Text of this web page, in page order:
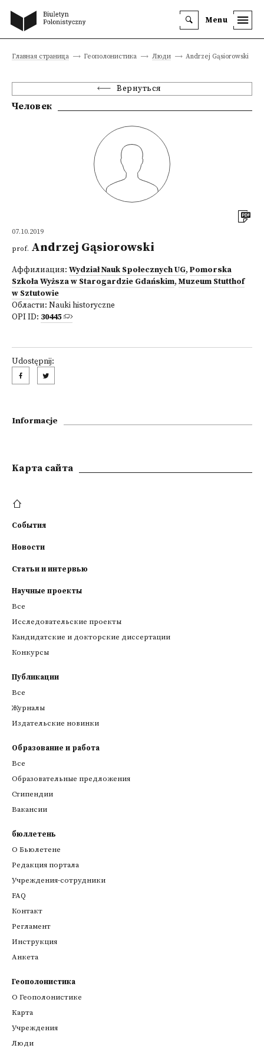
Menu
Главная страница Геополонистика Люди Andrzej Gąsiorowski
Вернуться
Человек
07.10.2019
prof. Andrzej Gąsiorowski
Аффилиация: Wydział Nauk Społecznych UG, Pomorska
Szkoła Wyższa w Starogardzie Gdańskim,Muzeum Stutthof
w Sztutowie
Области: Nauki historyczne
OPI ID: 30445
Udostępnij:
Informacje
Kарта сайта
События
Новости
Статьи и интервью
Научные проекты
Все
Исследовательские проекты
Кандидатские и докторские диссертации
Конкурсы
Публикации
Все
Журналы
Издательские новинки
Образование и работа
Все
Образовательные предложения
Стипендии
Вакансии
бюллетень
О Бьюлетене
Редакция портала
Учреждения-сотрудники
FAQ
Контакт
Регламент
Инструкция
Анкета
Геополонистика
О Геополонистике
Kарта
Учреждения
Люди